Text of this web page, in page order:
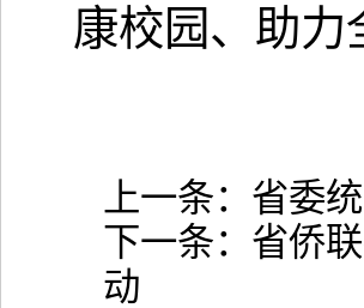
康校园、助力
上一条： 省委
下一条： 省侨
动